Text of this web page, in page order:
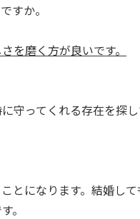
すか。
を磨く方が良いです。
守ってくれる存在を探
とになります。結婚し
。